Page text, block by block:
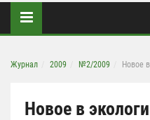
Журнал 2009 №2/2009 Новое
Новое в